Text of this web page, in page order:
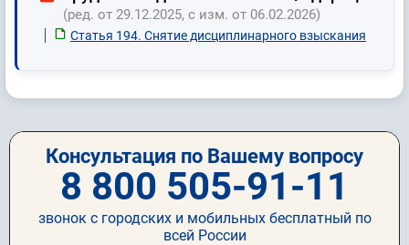
(ред. от 29.12.2025, с изм. от 06.02.2026)
Статья 194. Снятие дисциплинарного взыскания
Консультация по Вашему вопросу
8 800 505-91-11
звонок с городских и мобильных бесплатный по
всей России